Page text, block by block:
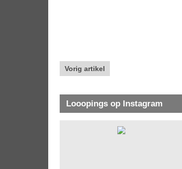
Vorig artikel
Looopings op Instagram